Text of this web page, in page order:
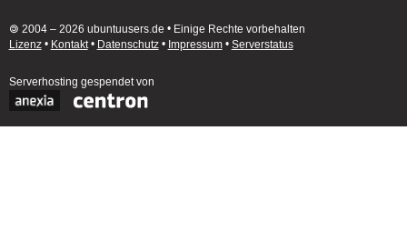
🄯 2004 – 2026 ubuntuusers.de • Einige Rechte vorbehalten
Lizenz• Kontakt• Datenschutz• Impressum• Serverstatus
Serverhosting gespendet von